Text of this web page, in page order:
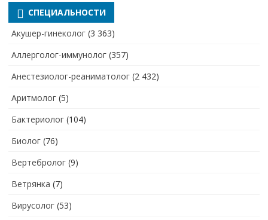
СПЕЦИАЛЬНОСТИ
Акушер-гинеколог (3 363)
Аллерголог-иммунолог (357)
Анестезиолог-реаниматолог (2 432)
Аритмолог (5)
Бактериолог (104)
Биолог (76)
Вертебролог (9)
Ветрянка (7)
Вирусолог (53)